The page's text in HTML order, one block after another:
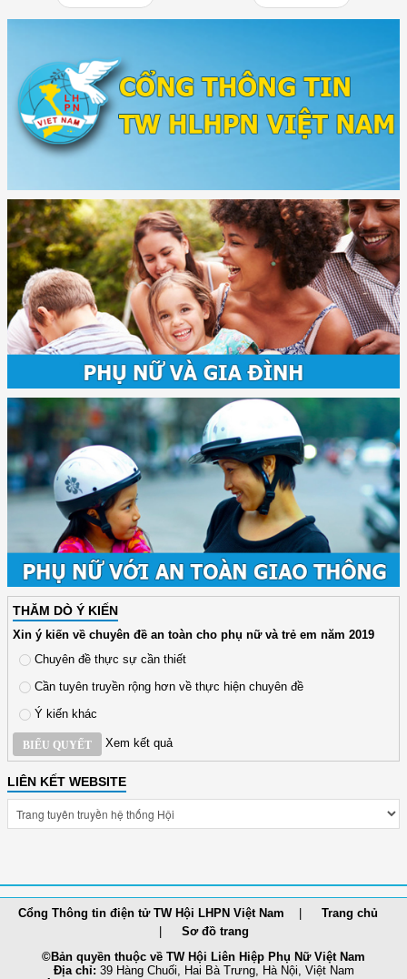
THĂM DÒ Ý KIẾN
Xin ý kiến về chuyên đề an toàn cho phụ nữ và trẻ em năm 2019
Chuyên đề thực sự cần thiết
Cần tuyên truyền rộng hơn về thực hiện chuyên đề
Ý kiến khác
BIỂU QUYẾT Xem kết quả
LIÊN KẾT WEBSITE
Cổng Thông tin điện tử TW Hội LHPN Việt Nam
Trang chủ
Sơ đồ trang
©Bản quyền thuộc về TW Hội Liên Hiệp Phụ Nữ Việt Nam
Địa chỉ: 39 Hàng Chuối, Hai Bà Trưng, Hà Nội, Việt Nam